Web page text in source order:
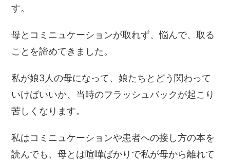
す。
母とコミニュケーションが取れず、悩んで、取る
ことを諦めてきました。
私が娘3人の母になって、娘たちとどう関わって
いけばいいか、 当時のフラッシュバックが起こり
苦しくなります。
私はコミニュケーションや患者への接し方の本を
読んでも、母とは喧嘩ばかりで私が母から離れて